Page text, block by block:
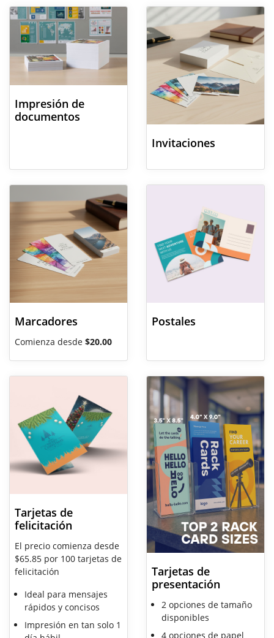
Impresión de
documentos
Invitaciones
Marcadores
Comienza desde $20.00
Postales
Tarjetas de
felicitación
El precio comienza desde
$65.85 por 100 tarjetas de
felicitación
Ideal para mensajes
rápidos y concisos
Impresión en tan solo 1
Tarjetas de
presentación
2 opciones de tamaño
disponibles
4 opciones de papel